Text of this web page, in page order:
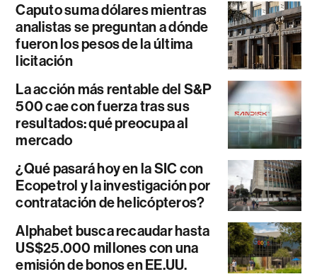
Caputo suma dólares mientras
analistas se preguntan a dónde
fueron los pesos de la última
licitación
La acción más rentable del S&P
500 cae con fuerza tras sus
resultados: qué preocupa al
mercado
¿Qué pasará hoy en la SIC con
Ecopetrol y la investigación por
contratación de helicópteros?
Alphabet busca recaudar hasta
US$25.000 millones con una
emisión de bonos en EE.UU.